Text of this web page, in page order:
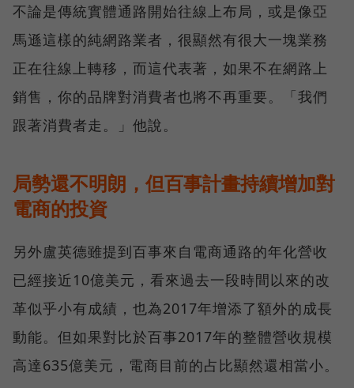
不論是傳統實體通路開始往線上布局，或是像亞
馬遜這樣的純網路業者，很顯然有很大一塊業務
正在往線上轉移，而這代表著，如果不在網路上
銷售，你的品牌對消費者也將不再重要。「我們
跟著消費者走。」他說。
局勢還不明朗，但百事計畫持續增加對
電商的投資
另外盧英德雖提到百事來自電商通路的年化營收
已經接近10億美元，看來過去一段時間以來的改
革似乎小有成績，也為2017年增添了額外的成長
動能。但如果對比於百事2017年的整體營收規模
高達635億美元，電商目前的占比顯然還相當小。